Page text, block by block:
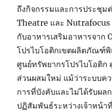
ถึงกิจกรรมและการประชุม
Theatre และ Nutrafocus
กับอาหารเสริมอาหารจาก
โปรไบโอติกเขตผลิตภัณฑ์พิ
ศูนย์ทรัพยากรโปรไบโอติก
ส่วนผสมใหม่ แม้ว่าระบบค
การที่บังคับและไม่ได้รับผล
ปฏิสัมพันธ์ระหว่างเจ้าหน้